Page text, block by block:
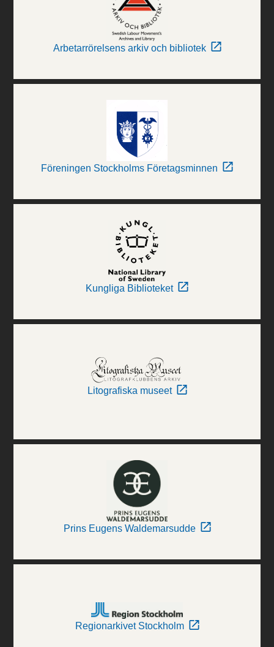
Arbetarrörelsens arkiv och bibliotek
Föreningen Stockholms Företagsminnen
Kungliga Biblioteket
Litografiska museet
Prins Eugens Waldemarsudde
Regionarkivet Stockholm